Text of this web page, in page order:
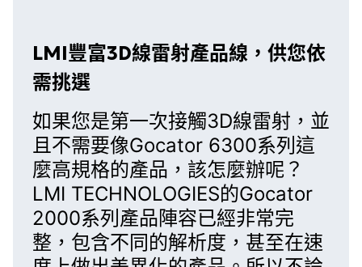
LMI豐富3D線雷射產品線，供您依
需挑選
如果您是第一次接觸3D線雷射，並
且不需要像Gocator 6300系列 這
麼高規格的產品，該怎麼辦呢？
LMI TECHNOLOGIES的Gocator
2000系列 產品陣容已經非常完
整，包含不同的解析度，甚至在速